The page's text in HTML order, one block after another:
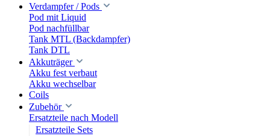
Verdampfer / Pods
Pod mit Liquid
Pod nachfüllbar
Tank MTL (Backdampfer)
Tank DTL
Akkuträger
Akku fest verbaut
Akku wechselbar
Coils
Zubehör
Ersatzteile nach Modell
Ersatzteile Sets